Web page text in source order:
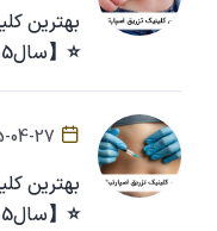
بهترین
⭐【سال1405】
04-27
بهترین
⭐【سال1405】